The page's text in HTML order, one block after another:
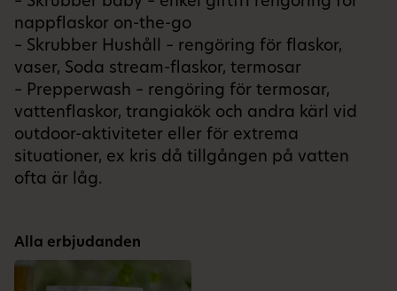
nappflaskor on-the-go
– Skrubber Hushåll – rengöring för flaskor,
vaser, Soda stream-flaskor, termosar
– Prepperwash – rengöring för termosar,
vattenflaskor, trangiakök och andra kärl vid
outdoor-aktiviteter eller för extrema
situationer, ex kris då tillgången på vatten
ofta är låg.
Alla erbjudanden